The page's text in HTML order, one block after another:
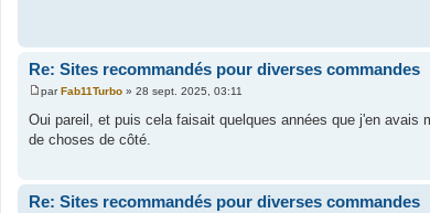
e
Re: Sites recommandés pour diverses commandes
M
s
s
parFab11Turbo » 28 sept. 2025, 03:11
Oui pareil, et puis cela faisait quelques années que j'en
de choses de côté.
Re: Sites recommandés pour diverses commandes